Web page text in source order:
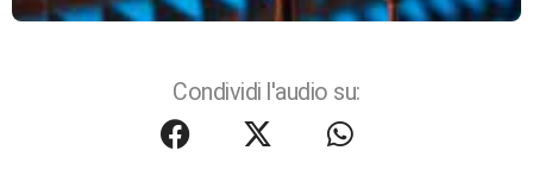
Condividi l'audio su: